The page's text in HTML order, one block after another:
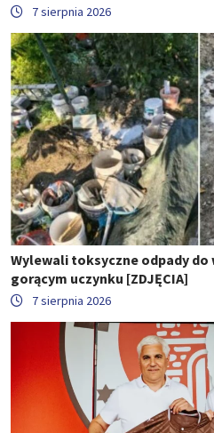
7 sierpnia 2026
Wylewali toksyczne odpady do
gorącym uczynku [ZDJĘCIA]
7 sierpnia 2026